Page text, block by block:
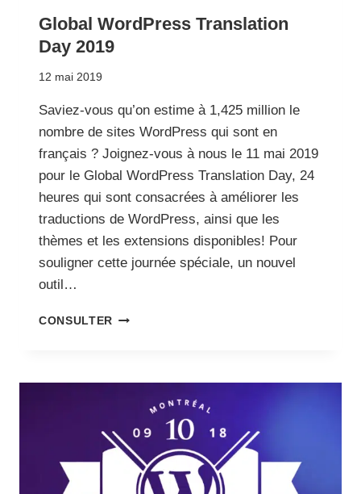
Global WordPress Translation
Day 2019
12 mai 2019
Saviez-vous qu’on estime à 1,425 million le
nombre de sites WordPress qui sont en
français ? Joignez-vous à nous le 11 mai 2019
pour le Global WordPress Translation Day, 24
heures qui sont consacrées à améliorer les
traductions de WordPress, ainsi que les
thèmes et les extensions disponibles! Pour
souligner cette journée spéciale, un nouvel
outil…
CONSULTER GLOBAL
2019